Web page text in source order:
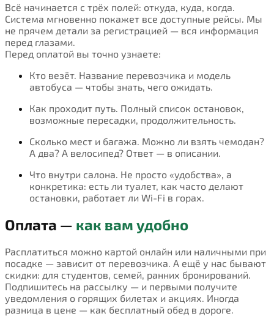
Всё начинается с трёх полей: откуда, куда, когда.
Система мгновенно покажет все доступные рейсы. Мы
не прячем детали за регистрацией — вся информация
перед глазами.
Перед оплатой вы точно узнаете:
Кто везёт. Название перевозчика и модель
автобуса — чтобы знать, чего ожидать.
Как проходит путь. Полный список остановок,
возможные пересадки, продолжительность.
Сколько мест и багажа. Можно ли взять чемодан?
А два? А велосипед? Ответ — в описании.
Что внутри салона. Не просто «удобства», а
конкретика: есть ли туалет, как часто делают
остановки, работает ли Wi-Fi в горах.
Оплата — как вам удобно
Расплатиться можно картой онлайн или наличными при
посадке — зависит от перевозчика. А ещё у нас бывают
скидки: для студентов, семей, ранних бронирований.
Подпишитесь на рассылку — и первыми получите
уведомления о горящих билетах и акциях. Иногда
разница в цене — как бесплатный обед в дороге.